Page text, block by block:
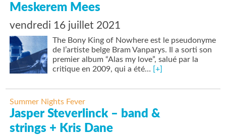
Meskerem Mees
vendredi 16 juillet 2021
The Bony King of Nowhere est le pseudonyme
de l’artiste belge Bram Vanparys. Il a sorti son
premier album “Alas my love”, salué par la
critique en 2009, qui a été… [+]
Summer Nights Fever
Jasper Steverlinck – band &
strings + Kris Dane